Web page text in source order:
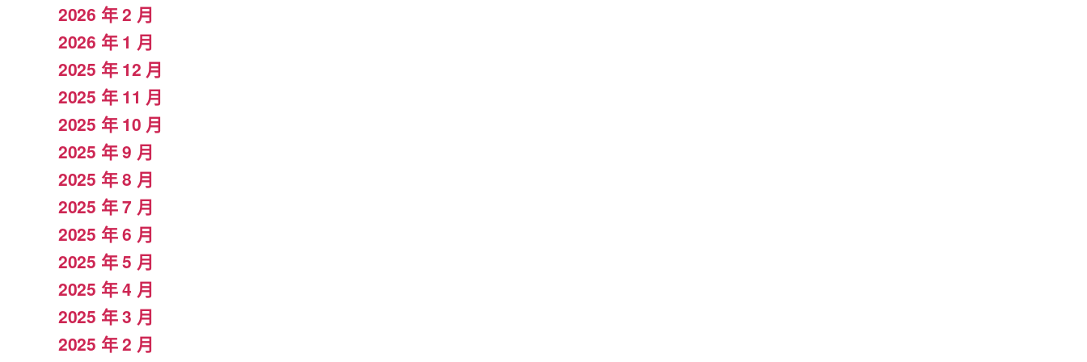
2026 年 2 月
2026 年 1 月
2025 年 12 月
2025 年 11 月
2025 年 10 月
2025 年 9 月
2025 年 8 月
2025 年 7 月
2025 年 6 月
2025 年 5 月
2025 年 4 月
2025 年 3 月
2025 年 2 月